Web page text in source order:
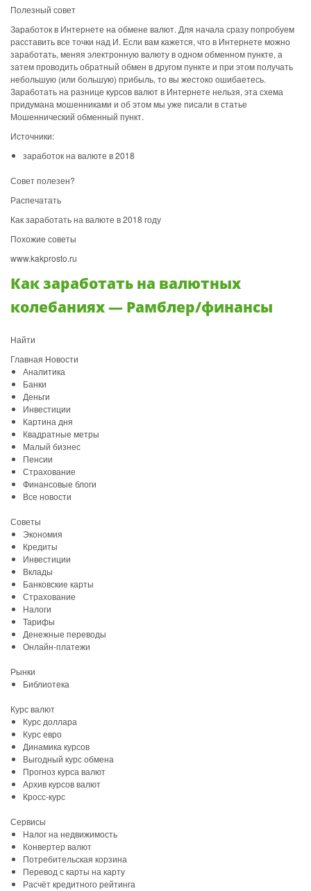
Полезный совет
Заработок в Интернете на обмене валют. Для начала сразу попробуем
расставить все точки над И. Если вам кажется, что в Интернете можно
заработать, меняя электронную валюту в одном обменном пункте, а
затем проводить обратный обмен в другом пункте и при этом получать
небольшую (или большую) прибыль, то вы жестоко ошибаетесь.
Заработать на разнице курсов валют в Интернете нельзя, эта схема
придумана мошенниками и об этом мы уже писали в статье
Мошеннический обменный пункт.
Источники:
заработок на валюте в 2018
Совет полезен?
Распечатать
Как заработать на валюте в 2018 году
Похожие советы
www.kakprosto.ru
Как заработать на валютных
колебаниях — Рамблер/финансы
Найти
Главная Новости
Аналитика
Банки
Деньги
Инвестиции
Картина дня
Квадратные метры
Малый бизнес
Пенсии
Страхование
Финансовые блоги
Все новости
Советы
Экономия
Кредиты
Инвестиции
Вклады
Банковские карты
Страхование
Налоги
Тарифы
Денежные переводы
Онлайн-платежи
Рынки
Библиотека
Курс валют
Курс доллара
Курс евро
Динамика курсов
Выгодный курс обмена
Прогноз курса валют
Архив курсов валют
Кросс-курс
Сервисы
Налог на недвижимость
Конвертер валют
Потребительская корзина
Перевод с карты на карту
Расчёт кредитного рейтинга